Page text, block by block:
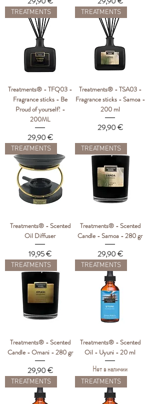
TREATMENTS
Treatments® - TFQ03 -
Fragrance sticks - Be
Proud of yourself! -
200ML
Цена
29,90 €
TREATMENTS
Treatments® - TSA03 -
Fragrance sticks - Samoa -
200 ml
Цена
29,90 €
TREATMENTS
Treatments® - Scented
Oil Diffuser
Цена
19,95 €
TREATMENTS
Treatments® - Scented
Candle - Samoa - 280 gr
Цена
29,90 €
TREATMENTS
Treatments® - Scented
Candle - Omani - 280 gr
Цена
29,90 €
TREATMENTS
Treatments® - Scented
Oil - Uyuni - 20 ml
Нет в наличии
TREATMENTS TREATMENTS